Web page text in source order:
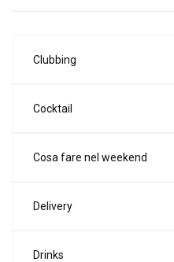
Clubbing
Cocktail
Cosa fare nel weekend
Delivery
Drinks